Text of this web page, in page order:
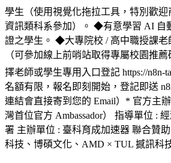
學生（使用視覺化拖拉工具，特別歡
資訊類科系參加）。 ◆有意學習 AI 自
證之學生。 ◆大專院校 / 高中職授課老
（可參加線上前哨站取得專屬校園推
擇老師或學生專用入口登記 https://n8n-
名額有限，報名即刻開始，登記即送
連結會直接寄到您的 Email）* 官方主
灣首位官方 Ambassador） 指導單位 :
署 主辦單位 : 臺科育成加速器 聯合贊
科技、博碩文化、AMD × TUL 撼訊科